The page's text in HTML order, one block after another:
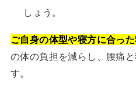
しょう。
ご自身の体型や寝方に合っ
の体の負担を減らし、腰痛
す。